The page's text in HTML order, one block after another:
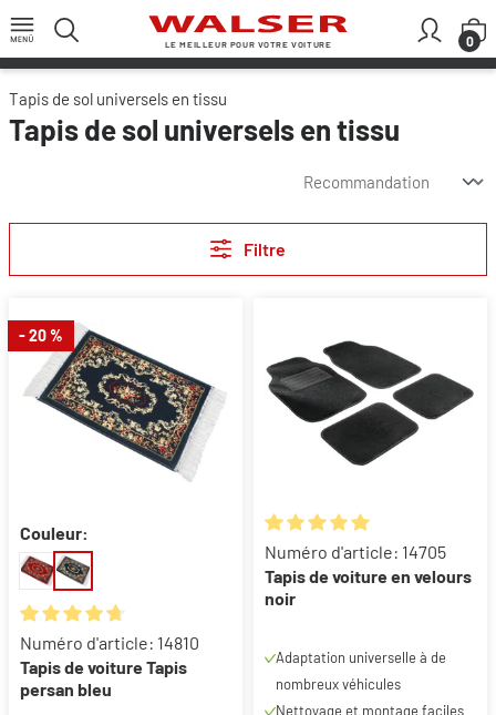
Passer au contenu principal
LE MEILLEUR POUR VOTRE VOITURE 0
Tapis de sol universels en tissu
Tapis de sol universels en tissu
Filtre
- 20 %
Couleur:
Note moyenne de 4.87 sur 5 étoiles
Numéro d'article: 14810
Tapis de voiture Tapis
persan bleu
Note moyenne de 5 sur 5
Numéro d'article: 14705
Tapis de voiture en velours
noir
Adaptation universelle à de
nombreux véhicules
Nettoyage et montage faciles